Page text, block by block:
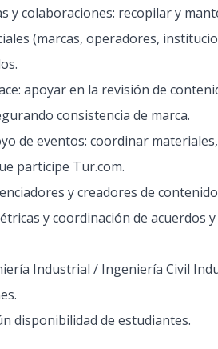
y colaboraciones: recopilar y
(marcas, operadores,
apoyar en la revisión de
consistencia de marca.
de eventos: coordinar
participe Tur.com.
y creadores de
y coordinación de acuerdos
Industrial / Ingeniería Civil
disponibilidad de estudiantes.